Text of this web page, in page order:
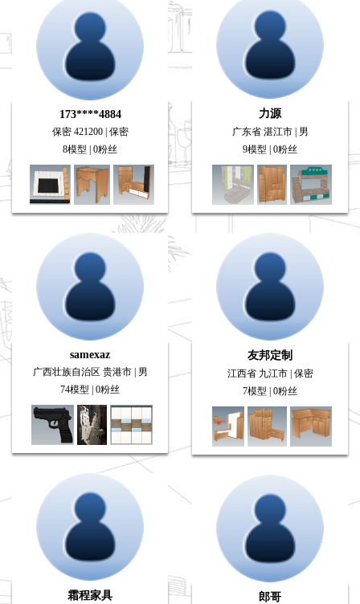
力源
广东省 湛江市 | 男
9模型 | 0粉丝
173****4884
保密 421200 | 保密
8模型 | 0粉丝
samexaz
广西壮族自治区 贵港市 | 男
74模型 | 0粉丝
友邦定制
江西省 九江市 | 保密
7模型 | 0粉丝
霜程家具 郎哥